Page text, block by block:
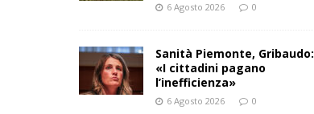
6 Agosto 2026 0
Sanità Piemonte, Gribaudo:
«I cittadini pagano
l’inefficienza»
6 Agosto 2026 0